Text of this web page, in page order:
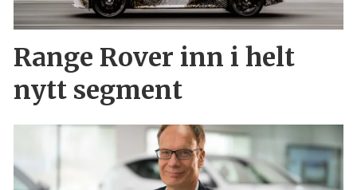
Range Rover inn i helt
nytt segment